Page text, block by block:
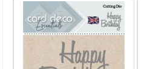
Hero Arts
Kaboks
Lawn Fawn dies